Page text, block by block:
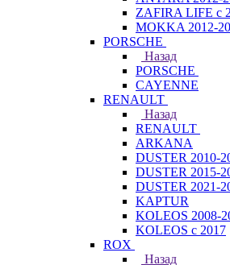
ZAFIRA LIFE с
MOKKA 2012-
PORSCHE
Назад
PORSCHE
CAYENNE
RENAULT
Назад
RENAULT
ARKANA
DUSTER 2010-
DUSTER 2015-
DUSTER 2021-
KAPTUR
KOLEOS 2008-
KOLEOS с 2017
ROX
Назад